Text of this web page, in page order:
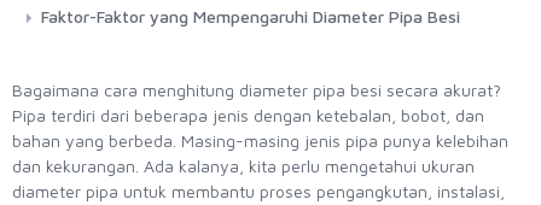
Faktor-Faktor yang Mempengaruhi Diameter Pipa Besi
Bagaimana cara menghitung diameter pipa besi secara akurat?
Pipa terdiri dari beberapa jenis dengan ketebalan, bobot, dan
bahan yang berbeda. Masing-masing jenis pipa punya kelebihan
dan kekurangan. Ada kalanya, kita perlu mengetahui ukuran
diameter pipa untuk membantu proses pengangkutan, instalasi,